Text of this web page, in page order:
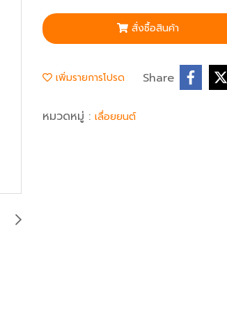
สั่งซื้อสินค้า
เพิ่มรายการโปรด Share
หมวดหมู่ : เลื่อยยนต์